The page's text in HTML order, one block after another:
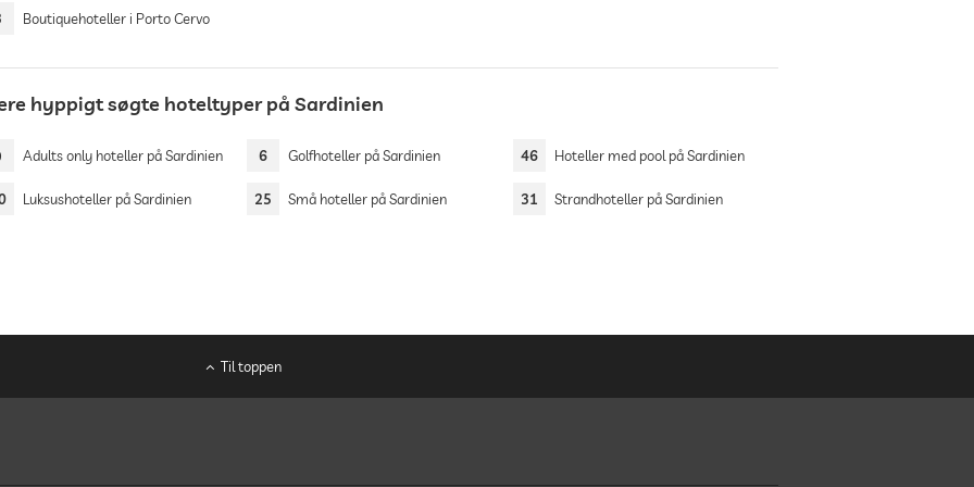
Boutiquehoteller i Porto Cervo
hyppigt søgte hoteltyper på Sardinien
Adults only hoteller på Sardinien 6 Golfhoteller på Sardinien 46 Hoteller med pool på Sardinien
Luksushoteller på Sardinien 25 Små hoteller på Sardinien 31 Strandhoteller på Sardinien
Til toppen